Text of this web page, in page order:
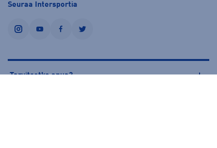
Seuraa Intersportia
instagramyoutubefacebooktwitter
Tarvitsetko apua?